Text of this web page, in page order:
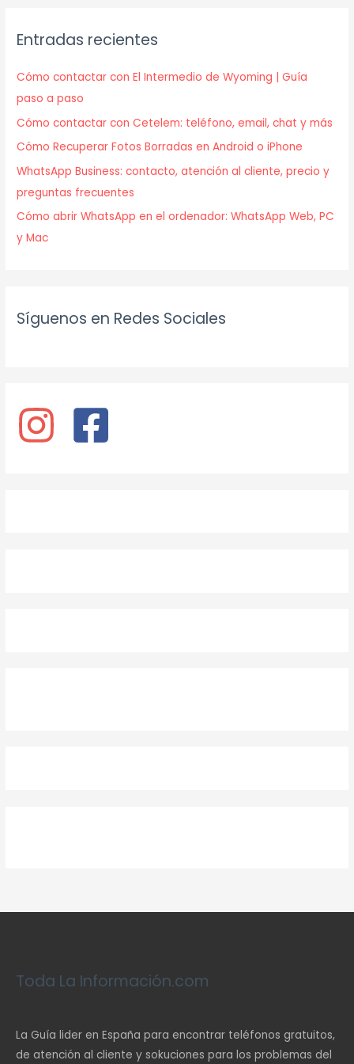
Entradas recientes
Cómo contactar con El Intermedio de Wyoming | Guía
paso a paso
Cómo contactar con Cetelem: teléfono, email, chat y más
Cómo Recuperar Fotos Borradas en Android o iPhone
WhatsApp Business: contacto, atención al cliente, precio y
preguntas frecuentes
Cómo abrir WhatsApp en el ordenador: WhatsApp Web, PC
y Mac
Síguenos en Redes Sociales
Toda La Información.com
La Guía lider en España para encontrar teléfonos gratuitos,
de atención al cliente y sokuciones para los problemas del